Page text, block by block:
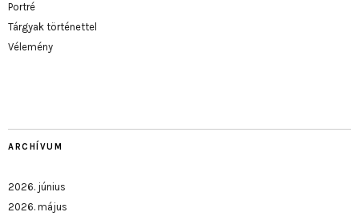
Portré
Tárgyak történettel
Vélemény
ARCHÍVUM
2026. június
2026. május